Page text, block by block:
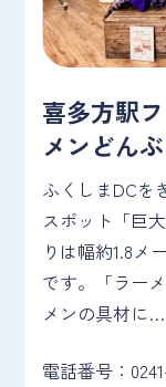
喜多方駅
メンどんぶ
ふくしまDCを
スポット「巨
りは幅約1.8メ
です。「ラー
メンの具材に…
電話番号：